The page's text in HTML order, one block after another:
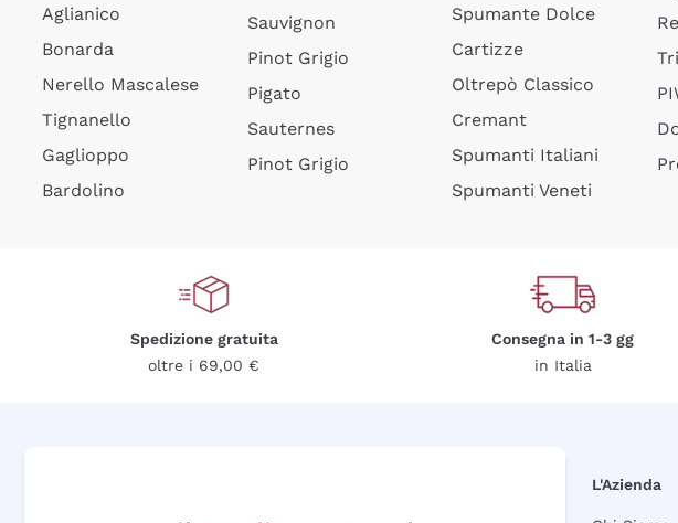
Aglianico
Bonarda
Nerello Mascalese
Tignanello
Gaglioppo
Bardolino
Sauvignon
Pinot Grigio
Pigato
Sauternes
Pinot Grigio
Spumante Dolce
Cartizze
Oltrepò Classico
Cremant
Spumanti Italiani
Spumanti Veneti
Spedizione gratuita
oltre i 69,00 €
Consegna in 1-3 gg
in Italia
L'Azienda